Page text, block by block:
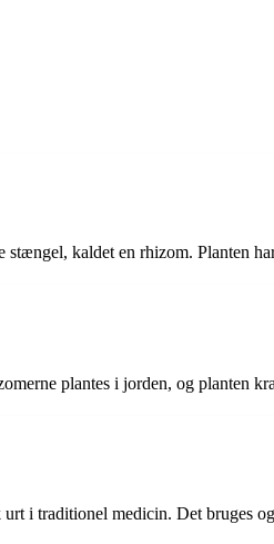
kaldet en rhizom. Planten
plantes i jorden, og planten
i traditionel medicin. Det bruges